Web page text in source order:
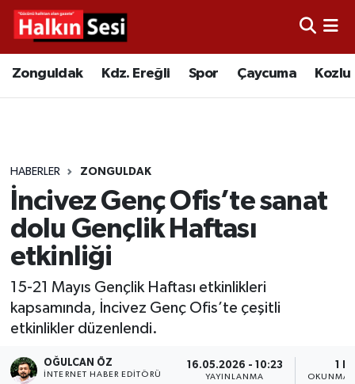
Zonguldak Kdz. Ereğli Spor Çaycuma Kozlu
HABERLER ZONGULDAK
İncivez Genç Ofis’te sanat
dolu Gençlik Haftası
etkinliği
15-21 Mayıs Gençlik Haftası etkinlikleri
kapsamında, İncivez Genç Ofis’te çeşitli
etkinlikler düzenlendi.
OĞULCAN ÖZ
İNTERNET HABER EDITÖRÜ
16.05.2026 - 10:23
YAYINLANMA
1
OKUNMA
Video
Çaycuma
Alaplı
Asayiş
Bartın
Merkez Hava Durumu
Tüm Manşetler
Son Dakika Haberleri
Haber Arşivi